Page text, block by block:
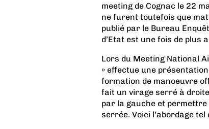
meeting de Cognac le 22
ne furent toutefois que
publié par le Bureau
d’Etat est une fois de plus
Lors du Meeting National
» effectue une
formation de manoeuvre
fait un virage serré à
par la gauche et
serrée. Voici l’abordage